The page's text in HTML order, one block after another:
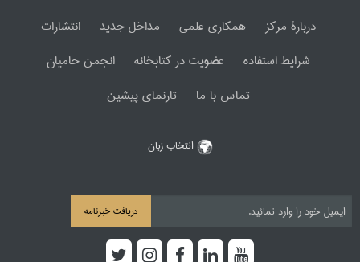
دربارۀ مرکز همکاری علمی مداخل جدید
انتشارات
شرایط استفاده
عضویت در کتابخانه
انجمن حامیان
تماس با ما
تارنمای پیشین
انتخاب زبان
دریافت خبرنامه